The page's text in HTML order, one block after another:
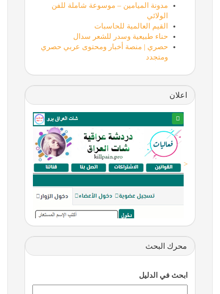
مدونة الميامين – موسوعة شاملة للفن
الولائي
القيم العالمية للحاسبات
حناء طبيعية وسدر للشعر سدال
حصري | منصة أخبار ومحتوى عربي حصري
ومتجدد
اعلان
<
محرك البحث
ابحث في الدليل